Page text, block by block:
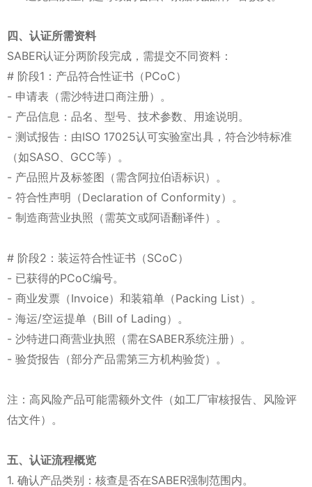
四、认证所需资料
SABER认证分两阶段完成，需提交不同资料：
# 阶段1：产品符合性证书（PCoC）
- 申请表（需沙特进口商注册）。
- 产品信息：品名、型号、技术参数、用途说明。
- 测试报告：由ISO 17025认可实验室出具，符合沙特标准
（如SASO、GCC等）。
- 产品照片及标签图（需含阿拉伯语标识）。
- 符合性声明（Declaration of Conformity）。
- 制造商营业执照（需英文或阿语翻译件）。
# 阶段2：装运符合性证书（SCoC）
- 已获得的PCoC编号。
- 商业发票（Invoice）和装箱单（Packing List）。
- 海运/空运提单（Bill of Lading）。
- 沙特进口商营业执照（需在SABER系统注册）。
- 验货报告（部分产品需第三方机构验货）。
注：高风险产品可能需额外文件（如工厂审核报告、风险评
估文件）。
五、认证流程概览
1. 确认产品类别：核查是否在SABER强制范围内。